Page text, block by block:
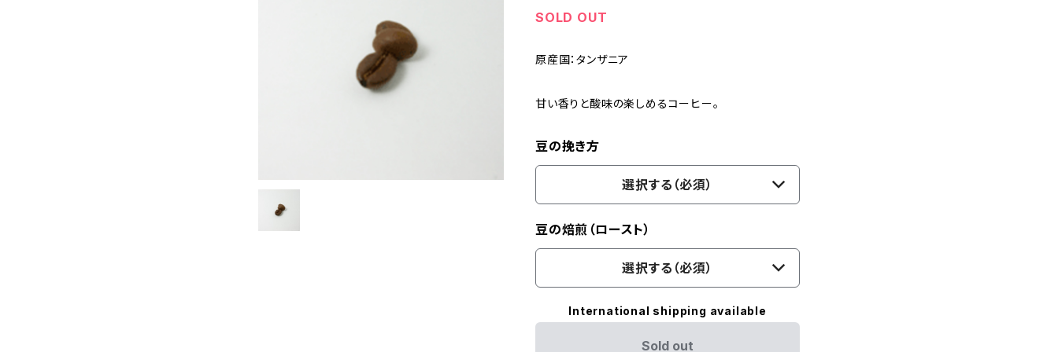
SOLD OUT
原産国：タンザニア
甘い香りと酸味の楽しめるコーヒー。
豆の挽き方
選択する（必須）
豆の焙煎（ロースト）
選択する（必須）
International shipping available
Sold out